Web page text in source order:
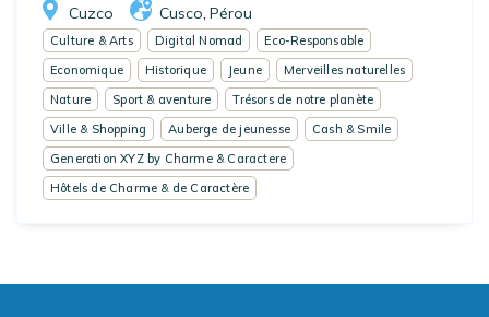
Cuzco Cusco Pérou
Culture & Arts Digital Nomad
Eco-Responsable
Economique
Historique Jeune
Merveilles naturelles
Nature
Sport & aventure
Trésors de notre planète
Ville & Shopping
Auberge de jeunesse
Cash & Smile
Generation XYZ by Charme & Caractere
Hôtels de Charme & de Caractère